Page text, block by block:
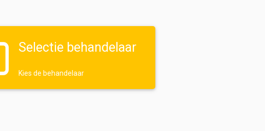
Selectie behandelaar
Kies de behandelaar